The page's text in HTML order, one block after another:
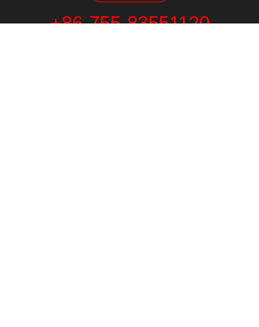
+86-755-83551120